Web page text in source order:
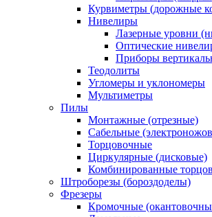
Курвиметры (дорожные
Нивелиры
Лазерные уровни
Оптические
Приборы
Теодолиты
Угломеры и уклономеры
Мультиметры
Пилы
Монтажные (отрезные)
Сабельные
Торцовочные
Циркулярные (дисковые)
Комбинированные
Штроборезы (бороздоделы)
Фрезеры
Кромочные